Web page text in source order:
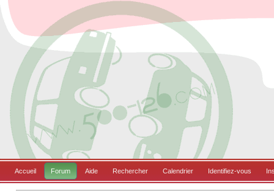
Accueil Forum Aide Rechercher Calendrier Identifiez-vous